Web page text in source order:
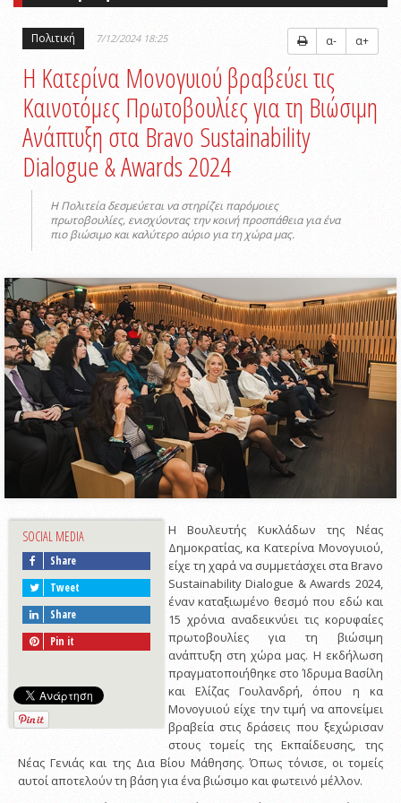
Πολιτική 7/12/2024 18:25 α- α+
Η Κατερίνα Μονογυιού βραβεύει τις
Καινοτόμες Πρωτοβουλίες για τη Βιώσιμη
Ανάπτυξη στα Bravo Sustainability
Dialogue & Awards 2024
Η Πολιτεία δεσμεύεται να στηρίζει παρόμοιες
πρωτοβουλίες, ενισχύοντας την κοινή προσπάθεια για ένα
πιο βιώσιμο και καλύτερο αύριο για τη χώρα μας.
SOCIAL MEDIA
Share
Tweet
Share
Pin it
Η Βουλευτής Κυκλάδων της Νέας
Δημοκρατίας, κα Κατερίνα Μονογυιού,
είχε τη χαρά να συμμετάσχει στα Bravo
Sustainability Dialogue & Awards 2024,
έναν καταξιωμένο θεσμό που εδώ και
15 χρόνια αναδεικνύει τις κορυφαίες
πρωτοβουλίες για τη βιώσιμη
ανάπτυξη στη χώρα μας. Η εκδήλωση
πραγματοποιήθηκε στο Ίδρυμα Βασίλη
και Ελίζας Γουλανδρή, όπου η κα
Μονογυιού είχε την τιμή να απονείμει
βραβεία στις δράσεις που ξεχώρισαν
στους τομείς της Εκπαίδευσης, της
Νέας Γενιάς και της Δια Βίου Μάθησης. Όπως τόνισε, οι τομείς
αυτοί αποτελούν τη βάση για ένα βιώσιμο και φωτεινό μέλλον.